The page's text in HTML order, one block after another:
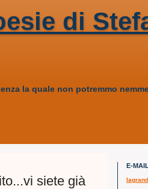
di
la quale non potremmo
siete già
E-MAIL